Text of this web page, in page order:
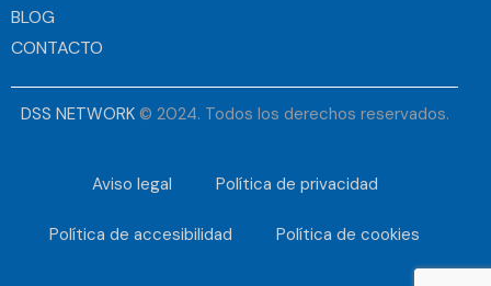
BLOG
CONTACTO
DSS NETWORK© 2024. Todos los derechos reservados.
Aviso legal Política de privacidad
Política de accesibilidad Política de cookies